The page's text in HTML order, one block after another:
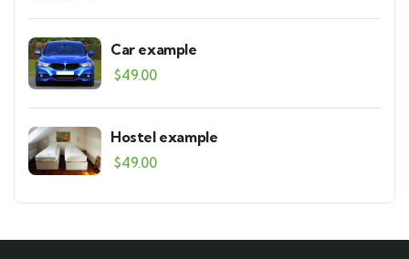
Car example
$49.00
Hostel example
$49.00